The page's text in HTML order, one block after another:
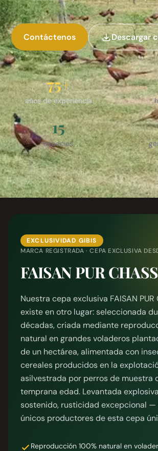
Contáctenos Descargar
75+
años de experiencia
15
especies
EXCLUSIVIDAD GIBIS
MARCA REGISTRADA · CEPA EXCLUSIVA
FAISAN PUR
Nuestra cepa exclusiva FAISAN PUR
existe en otro lugar: seleccionada
décadas, criada mediante
natural en grandes voladeros
de un hectárea, alimentada con
cereales producidos en la
asilvestrada por perros de muestra
temprana edad. Levantada
sostenido, rusticidad excepcional —
únicos productores de esta cepa
Reproducción 100% natural en